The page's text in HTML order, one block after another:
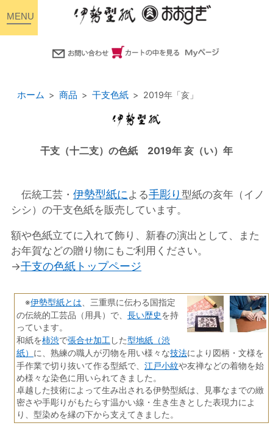
ホーム 商品 干支色紙 2019年「亥」
干支（十二支）の色紙 2019年 亥（い）年
伝統工芸・ 伊勢型紙に よる手彫り 型紙の亥年（イノ
シシ）の干支色紙を販売しています。
額や色紙立てに入れて飾り、新春の演出として、また
お年賀などの贈り物にもご利用ください。
→干支の色紙トップページ
※伊勢型紙とは 、三重県に伝わる国指定
の伝統的工芸品（用具）で、 長い歴史を持
っています。
和紙を柿渋で張合せ加工 した型地紙（渋
紙） に、熟練の職人が刃物を用い様々な技法により図柄・文様を
手作業で切り抜いて作る型紙で、 江戸小紋や友禅などの着物を始
め様々な染色に用いられてきました。
卓越した技術によって生み出される伊勢型紙は、見事なまでの緻
密さや手彫りがもたらす温かい線・生き生きとした表現力によ
り、型染めを縁の下から支えてきました。
toggle
navigation